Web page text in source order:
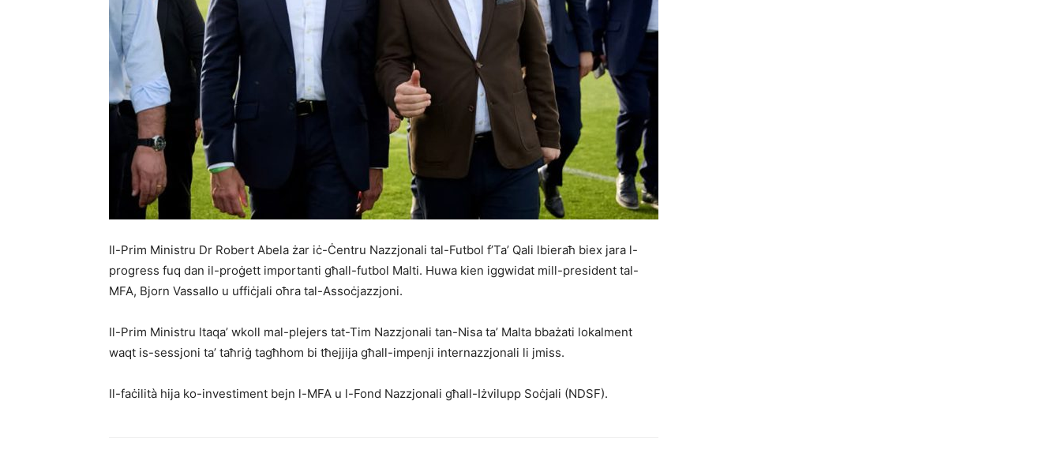
Il-Prim Ministru Dr Robert Abela żar iċ-Ċentru Nazzjonali tal-Futbol f’Ta’ Qali lbieraħ biex jara l-
progress fuq dan il-proġett importanti għall-futbol Malti. Huwa kien iggwidat mill-president tal-
MFA, Bjorn Vassallo u uffiċjali oħra tal-Assoċjazzjoni.
Il-Prim Ministru ltaqa’ wkoll mal-plejers tat-Tim Nazzjonali tan-Nisa ta’ Malta bbażati lokalment
waqt is-sessjoni ta’ taħriġ tagħhom bi tħejjija għall-impenji internazzjonali li jmiss.
Il-faċilità hija ko-investiment bejn l-MFA u l-Fond Nazzjonali għall-Iżvilupp Soċjali (NDSF).